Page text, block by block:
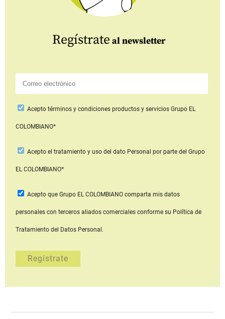
Regístrate al newsletter
Aceptotérminos y condiciones productos y serviciosGrupo EL
COLOMBIANO*
Acepto el tratamiento y uso del dato Personal por parte del Grupo
EL COLOMBIANO*
Acepto que Grupo EL COLOMBIANOcomparta mis datos
personales con terceros aliados comerciales conforme su Política de
Tratamiento del Datos Personal.